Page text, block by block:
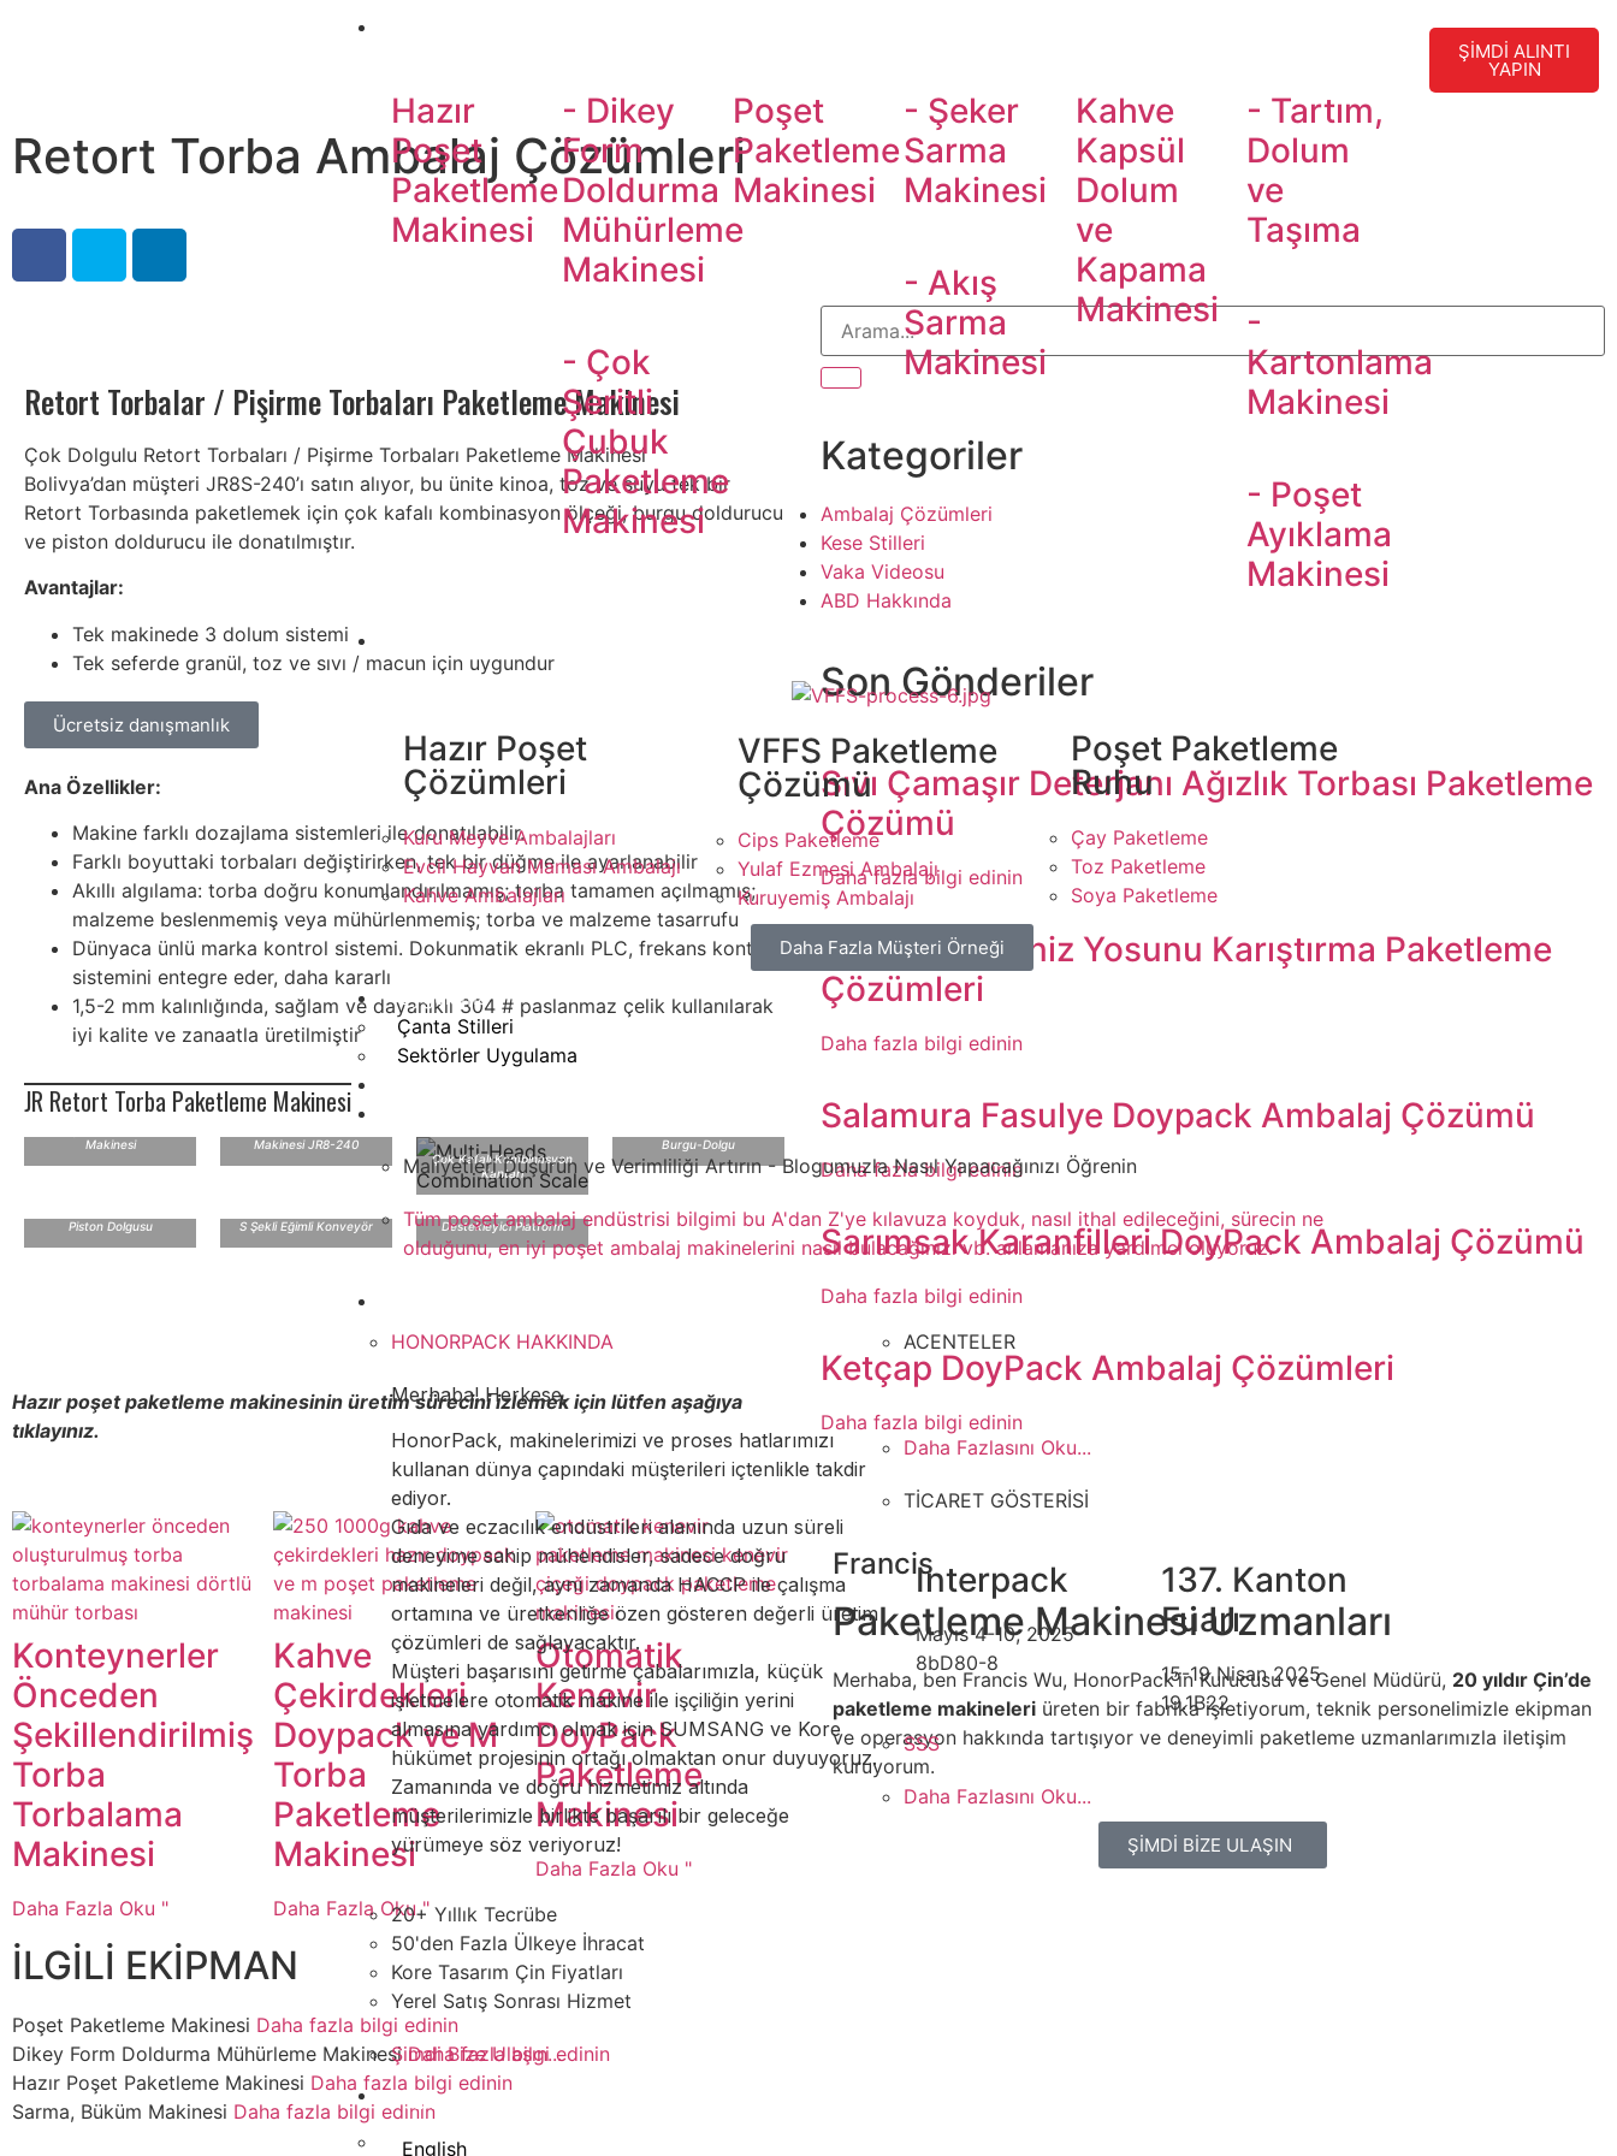
Hazır
Poşet
Paketleme
Makinesi
- Dikey
Form
Doldurma
Mühürleme
Makinesi
- Çok
Şeritli
Çubuk
Paketleme
Makinesi
Poşet
Paketleme
Makinesi
- Şeker
Sarma
Makinesi
- Akış
Sarma
Makinesi
Kahve
Kapsül
Dolum
ve
Kapama
Makinesi
- Tartım,
Dolum
ve
Taşıma
-
Kartonlama
Makinesi
- Poşet
Ayıklama
Makinesi
Hazır Poşet
Çözümleri
Kuru Meyve Ambalajları
Evcil Hayvan Maması Ambalajı
Kahve Ambalajları
VFFS Paketleme
Çözümü
Cips Paketleme
Yulaf Ezmesi Ambalajı
Kuruyemiş Ambalajı
Poşet Paketleme
Ruhu
Çay Paketleme
Toz Paketleme
Soya Paketleme
Daha Fazla Müşteri Örneği
Uygulama
Çanta Stilleri
Sektörler Uygulama
Maliyetleri Düşürün ve Verimliliği Artırın - Blogumuzla Nasıl Yapacağınızı Öğrenin
Tüm poşet ambalaj endüstrisi bilgimi bu A'dan Z'ye kılavuza koyduk, nasıl ithal edileceğini, sürecin ne
olduğunu, en iyi poşet ambalaj makinelerini nasıl bulacağınızı vb. anlamanıza yardımcı oluyoruz.
HONORPACK HAKKINDA
Merhaba! Herkese.
HonorPack, makinelerimizi ve proses hatlarımızı
kullanan dünya çapındaki müşterileri içtenlikle takdir
ediyor.
Gıda ve eczacılık endüstrileri alanında uzun süreli
deneyime sahip mühendisler, sadece doğru
makineleri değil, aynı zamanda HACCP ile çalışma
ortamına ve üretkenliğe özen gösteren değerli üretim
çözümleri de sağlayacaktır.
Müşteri başarısını getirme çabalarımızla, küçük
işletmelere otomatik makine ile işçiliğin yerini
almasına yardımcı olmak için SUMSANG ve Kore
hükümet projesinin ortağı olmaktan onur duyuyoruz.
Zamanında ve doğru hizmetimiz altında
müşterilerimizle birlikte başarılı bir geleceğe
yürümeye söz veriyoruz!
20+ Yıllık Tecrübe
50'den Fazla Ülkeye İhracat
Kore Tasarım Çin Fiyatları
Yerel Satış Sonrası Hizmet
Şimdi Bize Ulaşın...
ACENTELER
Daha Fazlasını Oku...
TİCARET GÖSTERİSİ
Interpack
Mayıs 4-10, 2025
8bD80-8
137. Kanton
Fuarı
15-19 Nisan 2025
19.1B22
SSS
Daha Fazlasını Oku...
Türkçe
English
ŞİMDİ ALINTI
YAPIN
Retort Torba Ambalaj Çözümleri
Retort Torbalar / Pişirme Torbaları Paketleme Makinesi
Çok Dolgulu Retort Torbaları / Pişirme Torbaları Paketleme Makinesi
Bolivya’dan müşteri JR8S-240’ı satın alıyor, bu ünite kinoa, toz ve suyu tek bir
Retort Torbasında paketlemek için çok kafalı kombinasyon ölçeği, burgu doldurucu
ve piston doldurucu ile donatılmıştır.
Avantajlar:
Tek makinede 3 dolum sistemi
Tek seferde granül, toz ve sıvı / macun için uygundur
Ücretsiz danışmanlık
Ana Özellikler:
Makine farklı dozajlama sistemleri ile donatılabilir.
Farklı boyuttaki torbaları değiştirirken, tek bir düğme ile ayarlanabilir
Akıllı algılama: torba doğru konumlandırılmamış; torba tamamen açılmamış;
malzeme beslenmemiş veya mühürlenmemiş; torba ve malzeme tasarrufu
Dünyaca ünlü marka kontrol sistemi. Dokunmatik ekranlı PLC, frekans kontrol
sistemini entegre eder, daha kararlı
1,5-2 mm kalınlığında, sağlam ve dayanıklı 304 # paslanmaz çelik kullanılarak
iyi kalite ve zanaatla üretilmiştir
JR Retort Torba Paketleme Makinesi
Makinesi
Makinesi JR8-240
Çok Kafalı Kombinasyon
Kantarı
Burgu-Dolgu
Piston Dolgusu S Şekli Eğimli Konveyör Destekleyici Platform
Doypack ambalaj
Yastık Paketleme
Poşet ambalajı
Hazır poşet paketleme makinesinin üretim sürecini izlemek için lütfen aşağıya
tıklayınız.
Konteynerler
Önceden
Şekillendirilmiş
Torba
Torbalama
Makinesi
Daha Fazla Oku "
Kahve
Çekirdekleri
Doypack ve M
Torba
Paketleme
Makinesi
Daha Fazla Oku "
Otomatik
Kenevir
DoyPack
Paketleme
Makinesi
Daha Fazla Oku "
İLGİLİ EKİPMAN
Poşet Paketleme Makinesi Daha fazla bilgi edinin
Dikey Form Doldurma Mühürleme MakinesiDaha fazla bilgi edinin
Hazır Poşet Paketleme Makinesi Daha fazla bilgi edinin
Sarma, Büküm Makinesi Daha fazla bilgi edinin
Kategoriler
Ambalaj Çözümleri
Kese Stilleri
Vaka Videosu
ABD Hakkında
Son Gönderiler
Sıvı Çamaşır Deterjanı Ağızlık Torbası Paketleme
Çözümü
Daha fazla bilgi edinin
Susam ve Deniz Yosunu Karıştırma Paketleme
Çözümleri
Daha fazla bilgi edinin
Salamura Fasulye Doypack Ambalaj Çözümü
Daha fazla bilgi edinin
Sarımsak Karanfilleri DoyPack Ambalaj Çözümü
Daha fazla bilgi edinin
Ketçap DoyPack Ambalaj Çözümleri
Daha fazla bilgi edinin
Francis
Paketleme Makinesi Uzmanları
Merhaba, ben Francis Wu, HonorPack’in Kurucusu ve Genel Müdürü, 20 yıldır Çin’de
paketleme makineleri üreten bir fabrika işletiyorum, teknik personelimizle ekipman
ve operasyon hakkında tartışıyor ve deneyimli paketleme uzmanlarımızla iletişim
kuruyorum.
ŞİMDİ BİZE ULAŞIN